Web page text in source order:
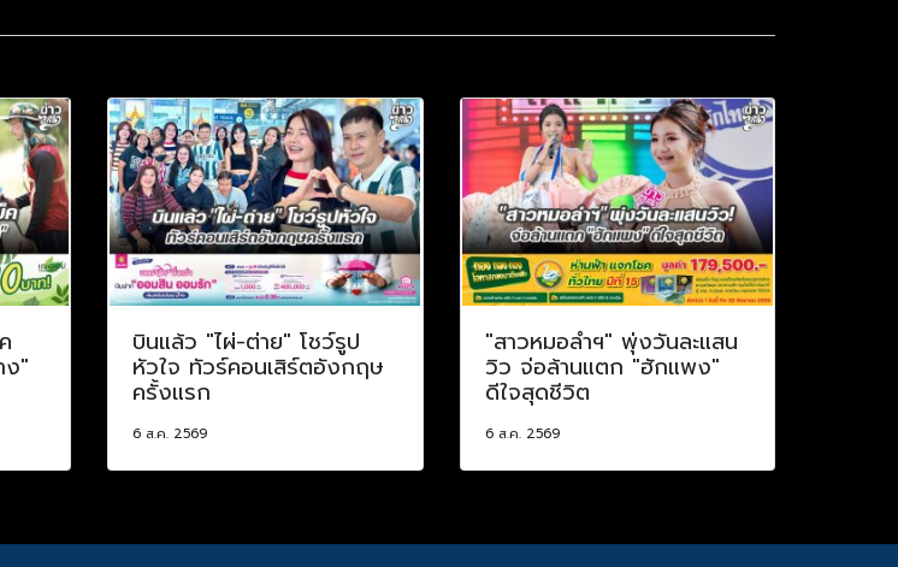
ง"
บินแล้ว "ไผ่-ต่าย" โชว์รูป
หัวใจ ทัวร์คอนเสิร์ตอังกฤษ
ครั้งแรก
6 ส.ค. 2569
"สาวหมอลำฯ" พุ่งวันละแสน
วิว จ่อล้านแตก "ฮักแพง"
ดีใจสุดชีวิต
6 ส.ค. 2569